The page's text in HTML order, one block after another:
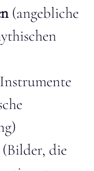
(angebliche
die